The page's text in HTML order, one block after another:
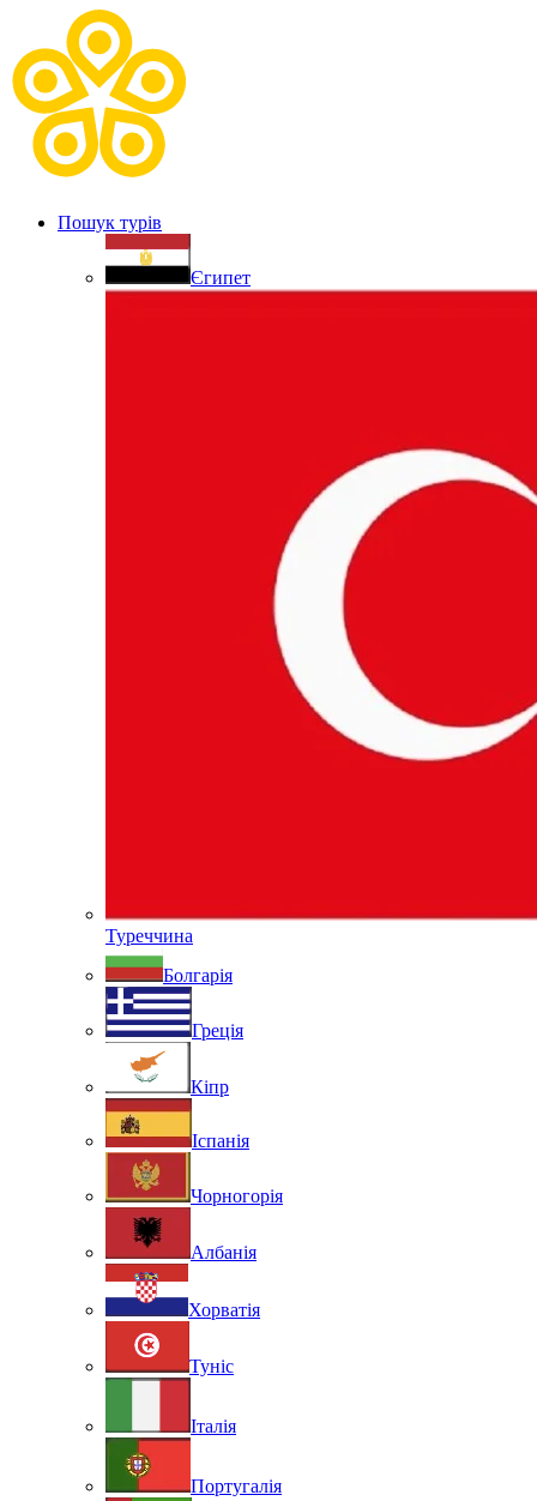
Пошук турів
Єгипет
Туреччина
Болгарія
Греція
Кіпр
Іспанія
Чорногорія
Албанія
Хорватія
Туніс
Італія
Португалія